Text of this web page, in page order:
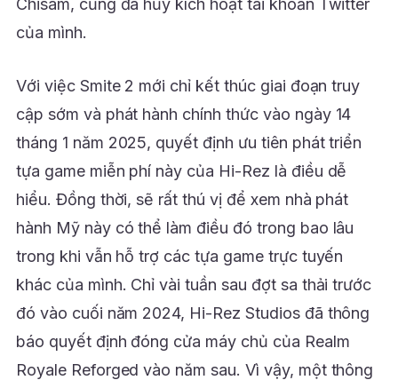
Chisam, cũng đã hủy kích hoạt tài khoản Twitter
của mình.
Với việc Smite 2 mới chỉ kết thúc giai đoạn truy
cập sớm và phát hành chính thức vào ngày 14
tháng 1 năm 2025, quyết định ưu tiên phát triển
tựa game miễn phí này của Hi-Rez là điều dễ
hiểu. Đồng thời, sẽ rất thú vị để xem nhà phát
hành Mỹ này có thể làm điều đó trong bao lâu
trong khi vẫn hỗ trợ các tựa game trực tuyến
khác của mình. Chỉ vài tuần sau đợt sa thải trước
đó vào cuối năm 2024, Hi-Rez Studios đã thông
báo quyết định đóng cửa máy chủ của Realm
Royale Reforged vào năm sau. Vì vậy, một thông